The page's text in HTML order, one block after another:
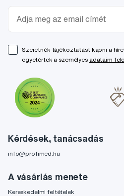
Kérdések, tanácsadás
info@profimed.hu
A vásárlás menete
Kereskedelmi feltételek
Szeretnék tájékoztatást kapni a
egyetértek a személyes adataim